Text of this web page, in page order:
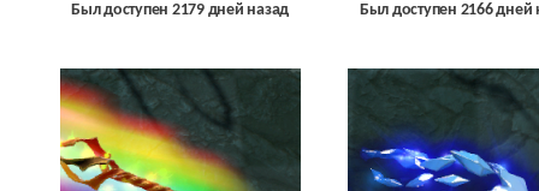
Был доступен 2179 дней назад Был доступен 2166 дней